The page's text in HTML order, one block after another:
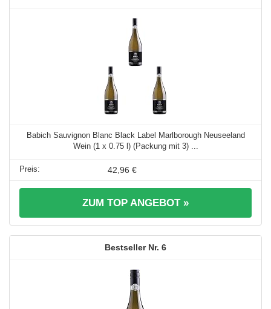
Babich Sauvignon Blanc Black Label Marlborough Neuseeland
Wein (1 x 0.75 l) (Packung mit 3) ...
42,96 €
ZUM TOP ANGEBOT »
6